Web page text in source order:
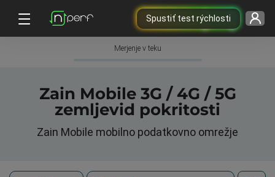
Spustiť test rýchlosti
Merjenje v teku
Zain Mobile 3G / 4G / 5G
zemljevid pokritosti
Zain Mobile mobilno podatkovno omrežje